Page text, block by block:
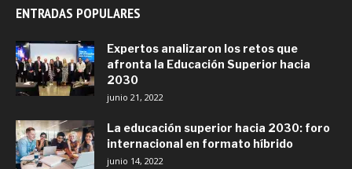
ENTRADAS POPULARES
Expertos analizaron los retos que
afronta la Educación Superior hacia
2030
junio 21, 2022
La educación superior hacia 2030: foro
internacional en formato híbrido
junio 14, 2022